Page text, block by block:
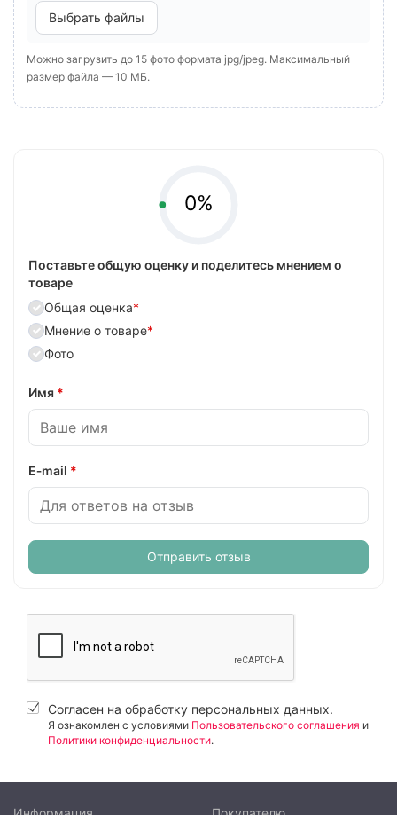
Выбрать файлы
Можно загрузить до 15 фото формата jpg/jpeg. Максимальный
размер файла — 10 МБ.
0%
Поставьте общую оценку и поделитесь мнением о
товаре
Общая оценка*
Мнение о товаре*
Фото
Имя *
E‑mail *
Отправить отзыв
Согласен на обработку персональных данных.
Я ознакомлен с условиями Пользовательского соглашения и
Политики конфиденциальности.